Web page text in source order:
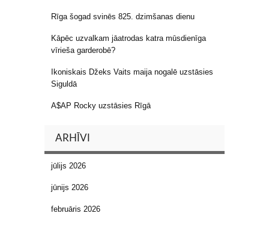
Rīga šogad svinēs 825. dzimšanas dienu
Kāpēc uzvalkam jāatrodas katra mūsdienīga
vīrieša garderobē?
Ikoniskais Džeks Vaits maija nogalē uzstāsies
Siguldā
A$AP Rocky uzstāsies Rīgā
ARHĪVI
jūlijs 2026
jūnijs 2026
februāris 2026